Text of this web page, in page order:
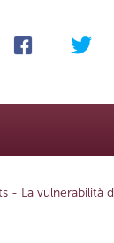
- La vulnerabilità